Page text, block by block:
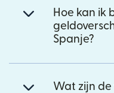
Hoe kan ik
Spanje?
Wat zijn